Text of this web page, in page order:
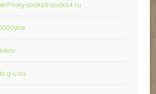
Proxy-socks5-socks4.ru
u.su